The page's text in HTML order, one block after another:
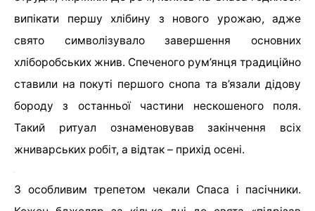
випікати першу хлібину з нового урожаю, адже
свято символізувало завершення основних
хліборобських жнив. Спеченого рум’янця традиційно
ставили на покуті першого снопа та в’язали дідову
бороду з останньої частини нескошеного поля.
Такий ритуал ознаменовував закінчення всіх
жниварських робіт, а відтак – прихід осені.
З особливим трепетом чекали Спаса і пасічники.